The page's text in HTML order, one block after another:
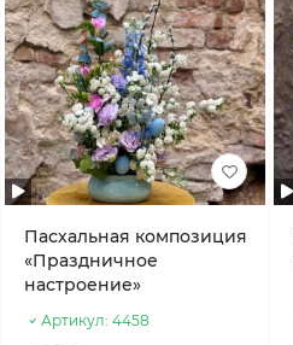
Пасхальная композиция
«Праздничное
настроение»
Артикул: 4458